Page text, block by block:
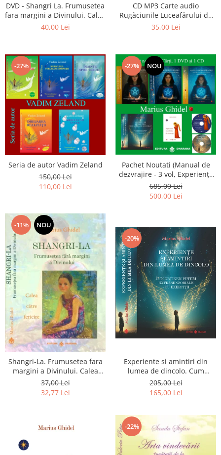
DVD - Shangri La. Frumusetea
fara margini a Divinului. Calea
catre fericire
40,00 Lei
CD MP3 Carte audio
Rugăciunile Luceafărului de
dimineață
35,00 Lei
-27%
Seria de autor Vadim Zeland
150,00 Lei
110,00 Lei
-27% NOU
Pachet Noutati (Manual de
dezvrajire - 3 vol, Experiențe
și amintiri, Rugăciunile
Luceafarului de dimineata) -
Marius Ghidel
685,00 Lei
500,00 Lei
-11% NOU
Shangri-La. Frumusetea fara
margini a Divinului. Calea
catre fericire
37,00 Lei
32,77 Lei
-20%
Experiente si amintiri din
lumea de dincolo. Cum
obtinem puteri
extrasenzoriale - cu exercitii
205,00 Lei
165,00 Lei
-22%